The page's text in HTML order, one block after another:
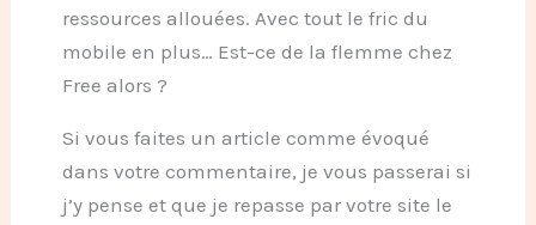
ressources allouées. Avec tout le fric du
mobile en plus… Est-ce de la flemme chez
Free alors ?
Si vous faites un article comme évoqué
dans votre commentaire, je vous passerai si
j’y pense et que je repasse par votre site le